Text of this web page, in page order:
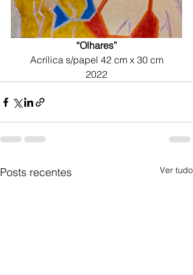
“Olhares”
Acrílica s/papel 42 cm x 30 cm
2022
Posts recentes Ver tudo